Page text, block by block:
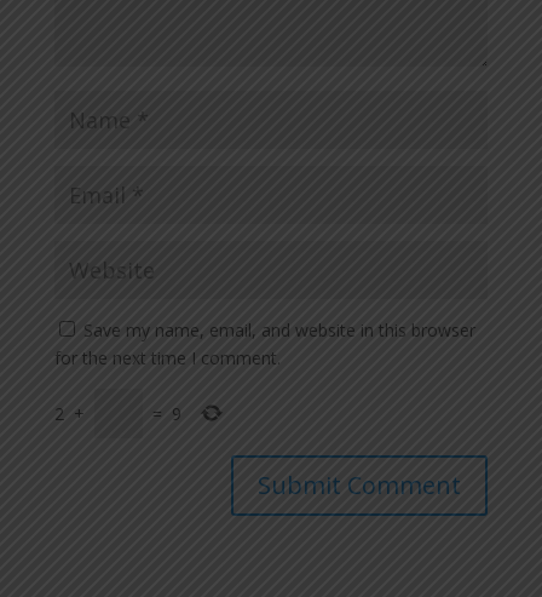
Save my name, email, and website in this browser
for the next time I comment.
2 + = 9